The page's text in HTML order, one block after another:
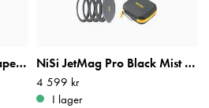
NiSi JetMag Pro Landscape ND Kit NiSi JetMag Pro Black Mist Kit
Pris:4 599 kr
4 599 kr
I lager